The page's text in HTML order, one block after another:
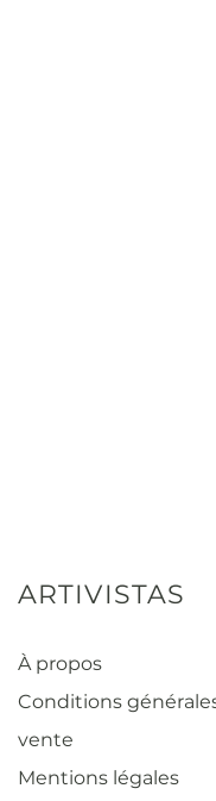
ARTIVISTAS
À propos
Conditions
vente
Mentions légales